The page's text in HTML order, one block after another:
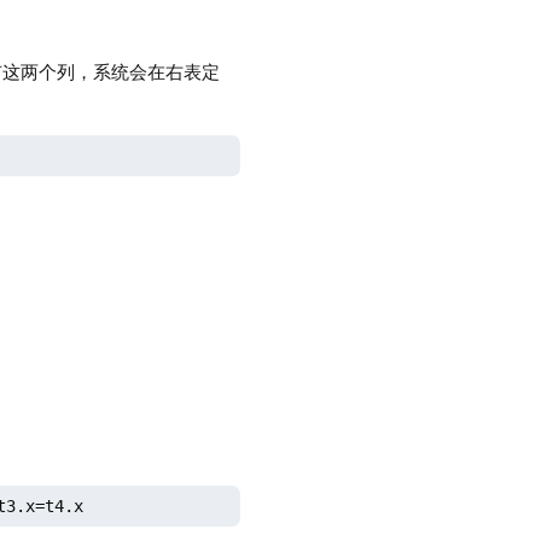
两个列，系统会在右表定